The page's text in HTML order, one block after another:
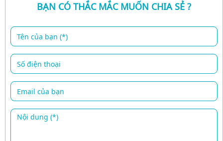
BẠN CÓ THẮC MẮC MUỐN CHIA SẺ ?